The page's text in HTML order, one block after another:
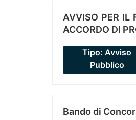
AVVISO PER IL
ACCORDO DI
Tipo: Avviso
Pubblico
Bando di